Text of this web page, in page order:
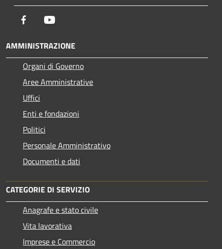
Facebook
AMMINISTRAZIONE
Organi di Governo
Aree Amministrative
Uffici
Enti e fondazioni
Politici
Personale Amministrativo
Documenti e dati
CATEGORIE DI SERVIZIO
Anagrafe e stato civile
Vita lavorativa
Imprese e Commercio